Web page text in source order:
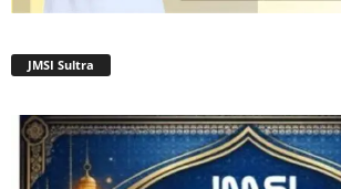
JMSI Sultra